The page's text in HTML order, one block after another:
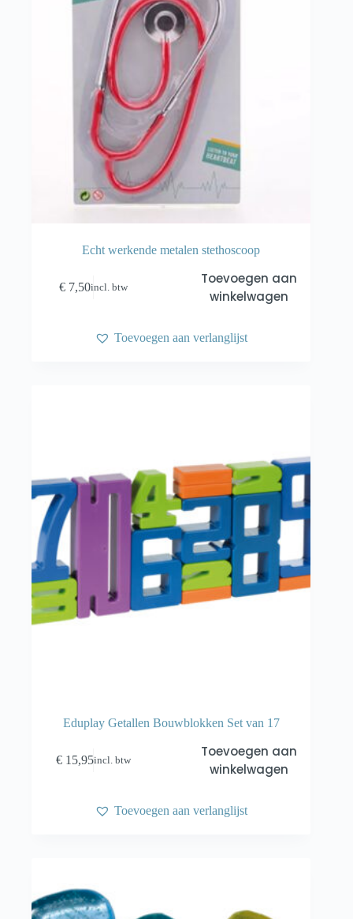
Echt werkende metalen stethoscoop
€ 7,50incl. btw
Toevoegen aan
winkelwagen
Toevoegen aan verlanglijst
Eduplay Getallen Bouwblokken Set van 17
€ 15,95incl. btw
Toevoegen aan
winkelwagen
Toevoegen aan verlanglijst